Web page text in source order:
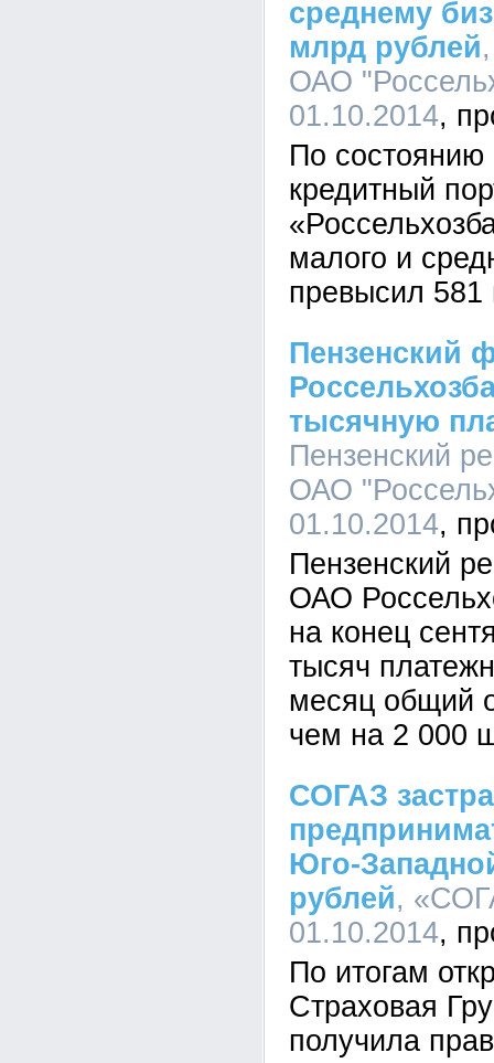
среднему
млрд рублей
ОАО
01.10.2014
По состоянию
кредитный
малого и
превысил
Пензенский
тысячную
Пензенский
ОАО
01.10.2014
Пензенский
ОАО
на конец
тысяч
месяц общий
чем на 2 000
СОГАЗ
Юго-
рублей,
01.10.2014
По итогам
Страховая
получила